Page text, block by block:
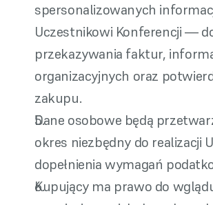
spersonalizowanych
Uczestnikowi Konferencji —
przekazywania faktur,
organizacyjnych oraz
zakupu.
Dane osobowe będą
okres niezbędny do realizacji
dopełnienia wymagań
Kupujący ma prawo do